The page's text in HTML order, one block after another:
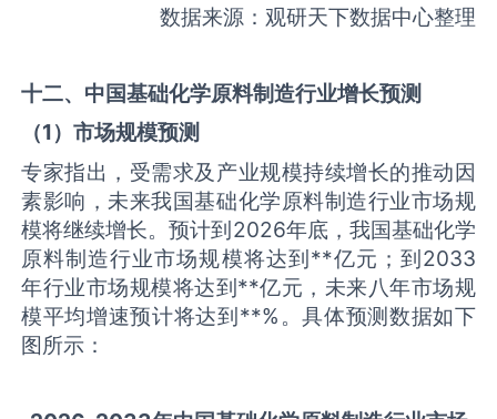
数据来源：观研天下数据中心整理
十二、中国基础化学原料制造行业增长预测
（1）市场规模预测
专家指出，受需求及产业规模持续增长的推动因
素影响，未来我国基础化学原料制造行业市场规
模将继续增长。预计到2026年底，我国基础化学
原料制造行业市场规模将达到**亿元；到2033
年行业市场规模将达到**亿元，未来八年市场规
模平均增速预计将达到**%。具体预测数据如下
图所示：